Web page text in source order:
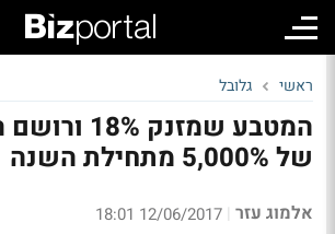
ראשי גלובל
המטבע שמזנק
של 5,000% מתחילת השנה
אלמוג עזר |
12/06/2017 18:01